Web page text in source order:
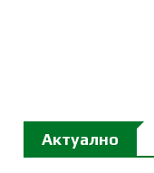
Актуално